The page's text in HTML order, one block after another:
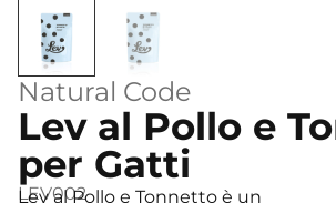
Natural Code
Lev al Pollo e
per Gatti
LEV002
Lev al Pollo e Tonnetto è un